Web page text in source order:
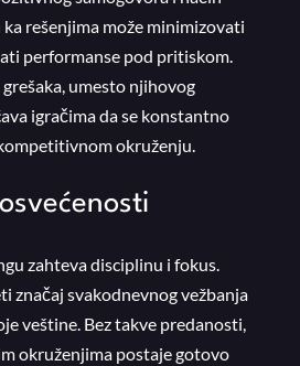
rešenjima može minimizovati
performanse pod pritiskom.
umesto njihovog
igračima da se konstantno
okruženju.
zahteva disciplinu i fokus.
značaj svakodnevnog vežbanja
veštine. Bez takve predanosti,
okruženjima postaje gotovo